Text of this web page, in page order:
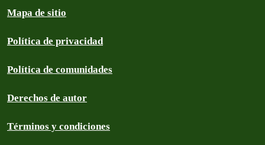
Mapa de sitio
Política de privacidad
Política de comunidades
Derechos de autor
Términos y condiciones